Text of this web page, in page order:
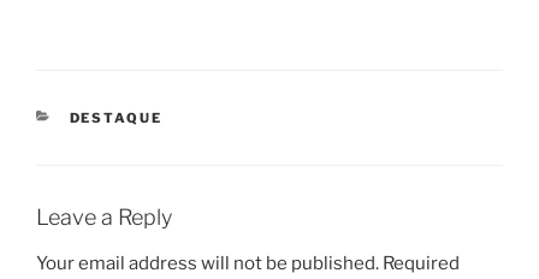
DESTAQUE
Leave a Reply
Your email address will not be published. Required